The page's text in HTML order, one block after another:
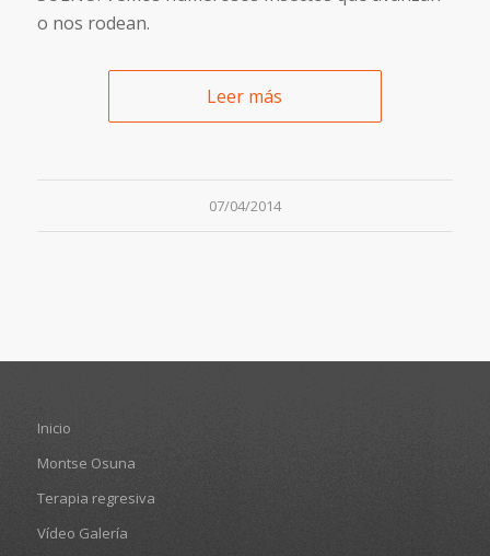
o nos rodean.
Leer más
07/04/2014
Inicio
Montse Osuna
Terapia regresiva
Vídeo Galería